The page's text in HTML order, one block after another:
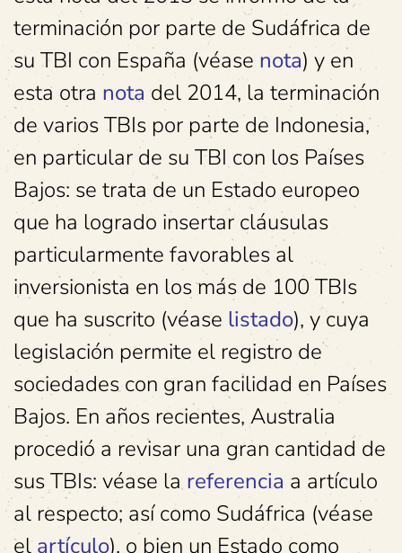
terminación por parte de Sudáfrica de
su TBI con España (véase nota) y en
esta otra nota del 2014, la terminación
de varios TBIs por parte de Indonesia,
en particular de su TBI con los Países
Bajos: se trata de un Estado europeo
que ha logrado insertar cláusulas
particularmente favorables al
inversionista en los más de 100 TBIs
que ha suscrito (véase listado), y cuya
legislación permite el registro de
sociedades con gran facilidad en Países
Bajos. En años recientes, Australia
procedió a revisar una gran cantidad de
sus TBIs: véase lareferencia a artículo
al respecto; así como Sudáfrica (véase
el artículo), o bien un Estado como